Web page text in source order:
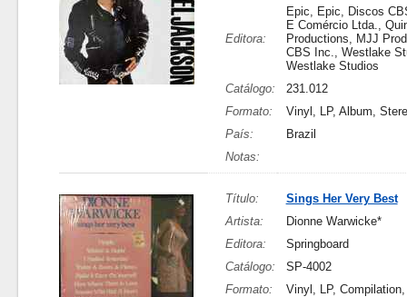
Editora:
Epic, Epic, Discos
E Comércio Ltda.,
Productions, MJJ
CBS Inc., Westlake
Westlake Studios
Catálogo:
231.012
Formato:
Vinyl, LP, Album,
País:
Brazil
Notas:
Título:
Sings Her Very Best
Artista:
Dionne Warwicke*
Editora:
Springboard
Catálogo:
SP-4002
Formato:
Vinyl, LP,